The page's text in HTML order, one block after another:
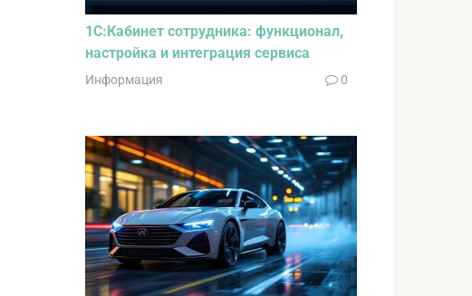
1С:Кабинет сотрудника: функционал,
настройка и интеграция сервиса
Информация 0